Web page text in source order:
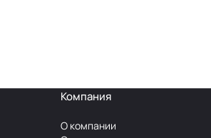
Компания
О компании